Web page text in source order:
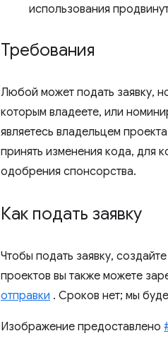
использования
Требования
Любой может подать заявку,
которым владеете, или
являетесь владельцем
принять изменения кода, для
одобрения спонсорства.
Как подать заявку
Чтобы подать заявку,
проектов вы также можете
отправки . Сроков нет; мы
Изображение предоставлено